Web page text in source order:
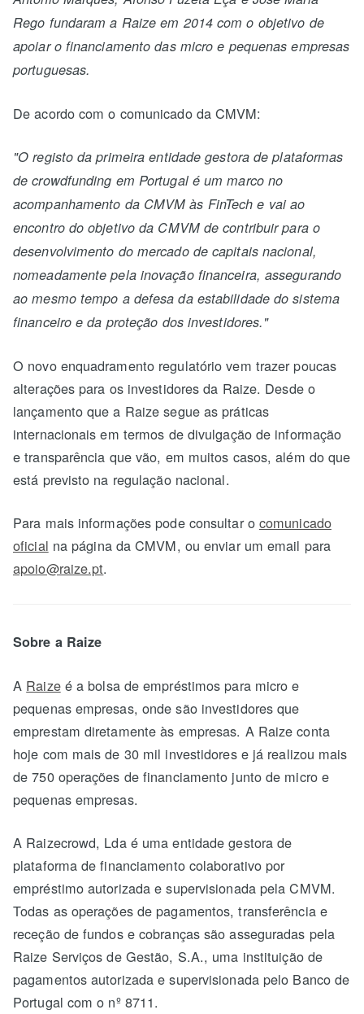
Rego fundaram a Raize em 2014 com o objetivo de
apoiar o financiamento das micro e pequenas empresas
portuguesas.
De acordo com o comunicado da CMVM:
"O registo da primeira entidade gestora de plataformas
de crowdfunding em Portugal é um marco no
acompanhamento da CMVM às FinTech e vai ao
encontro do objetivo da CMVM de contribuir para o
desenvolvimento do mercado de capitais nacional,
nomeadamente pela inovação financeira, assegurando
ao mesmo tempo a defesa da estabilidade do sistema
financeiro e da proteção dos investidores."
O novo enquadramento regulatório vem trazer poucas
alterações para os investidores da Raize. Desde o
lançamento que a Raize segue as práticas
internacionais em termos de divulgação de informação
e transparência que vão, em muitos casos, além do que
está previsto na regulação nacional.
Para mais informações pode consultar o comunicado
oficial na página da CMVM, ou enviar um email para
apoio@raize.pt.
Sobre a Raize
A Raizeé a bolsa de empréstimos para micro e
pequenas empresas, onde são investidores que
emprestam diretamente às empresas. A Raize conta
hoje com mais de 30 mil investidores e já realizou mais
de 750 operações de financiamento junto de micro e
pequenas empresas.
A Raizecrowd, Lda é uma entidade gestora de
plataforma de financiamento colaborativo por
empréstimo autorizada e supervisionada pela CMVM.
Todas as operações de pagamentos, transferência e
receção de fundos e cobranças são asseguradas pela
Raize Serviços de Gestão, S.A., uma instituição de
pagamentos autorizada e supervisionada pelo Banco de
Portugal com o nº 8711.